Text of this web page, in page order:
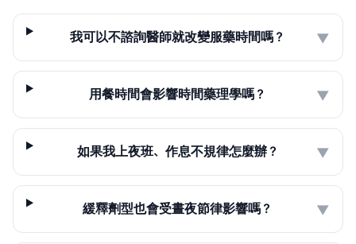
我可以不諮詢醫師就改變服藥時間嗎？ ▼
用餐時間會影響時間藥理學嗎？ ▼
如果我上夜班、作息不規律怎麼辦？ ▼
緩釋劑型也會受晝夜節律影響嗎？ ▼